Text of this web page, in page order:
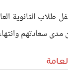
طلاب الثانوية
مدى سعادتهم